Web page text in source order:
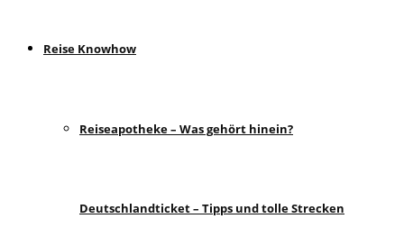
Reise Knowhow
Reiseapotheke – Was gehört hinein?
Deutschlandticket – Tipps und tolle Strecken